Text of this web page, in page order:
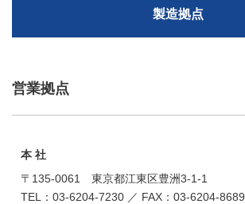
製造拠点
営業拠点
本 社
〒135-0061 東京都江東区豊洲3-1-1
TEL：03-6204-7230 ／ FAX：03-6204-8689